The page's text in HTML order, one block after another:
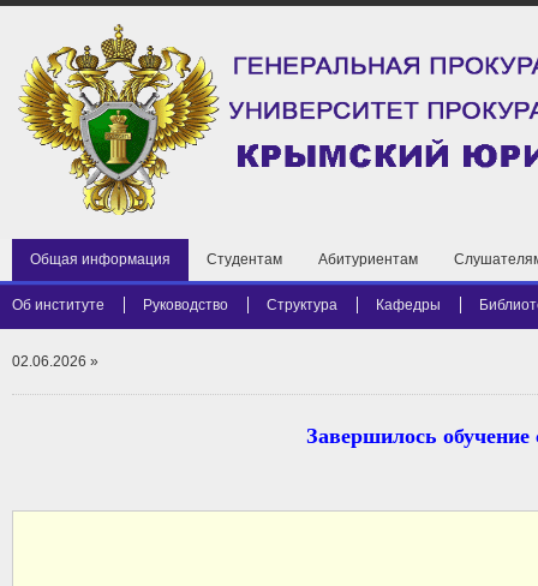
Общая информация
Об институте Руководство Структура Кафедры
Студентам Абитуриентам
02.06.2026 »
Завершилось